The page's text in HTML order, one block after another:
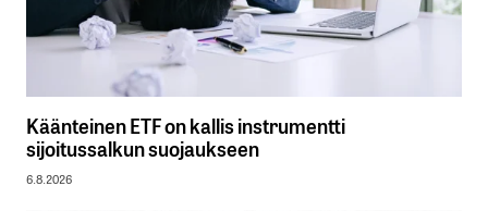
Käänteinen ETF on kallis instrumentti
sijoitussalkun suojaukseen
6.8.2026